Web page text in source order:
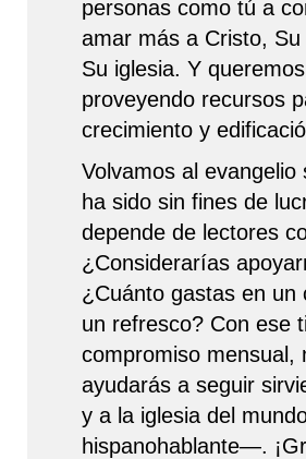
personas como tú a
amar más a Cristo, Su
Su iglesia. Y
proveyendo recursos
crecimiento y
Volvamos al evangelio
ha sido sin fines de
depende de lectores
¿Considerarías
¿Cuánto gastas en un
un refresco? Con ese
compromiso mensual,
ayudarás a seguir
y a la iglesia del
hispanohablante—.